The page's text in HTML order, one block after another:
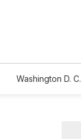
Washington D. C.